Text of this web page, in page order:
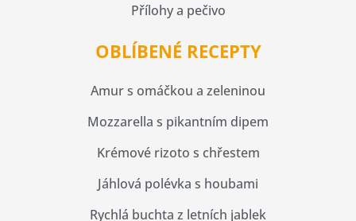
Přílohy a pečivo
OBLÍBENÉ RECEPTY
Amur s omáčkou a zeleninou
Mozzarella s pikantním dipem
Krémové rizoto s chřestem
Jáhlová polévka s houbami
Rychlá buchta z letních jablek